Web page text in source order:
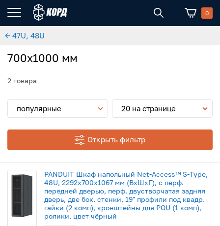
0
← 47U, 48U
700x1000 мм
2 товара
популярные 20 на странице
Открыть фильтр
PANDUIT Шкаф напольный Net-Access™ S-Type,
48U, 2292x700x1067 мм (ВхШхГ), с перф.
передней дверью, перф. двустворчатая задняя
дверь, две бок. стенки, 19" профили под квадр.
гайки (2 комп), кронштейны для POU (1 комп),
ролики, цвет чёрный